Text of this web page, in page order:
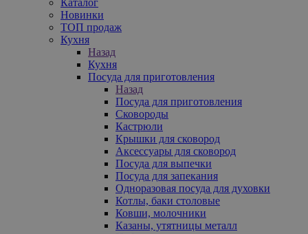
Новинки
ТОП продаж
Кухня
Назад
Кухня
Посуда для приготовления
Назад
Посуда для приготовления
Сковороды
Кастрюли
Крышки для сковород
Аксессуары для сковород
Посуда для выпечки
Посуда для запекания
Одноразовая посуда для духовки
Котлы, баки столовые
Ковши, молочники
Казаны, утятницы металл